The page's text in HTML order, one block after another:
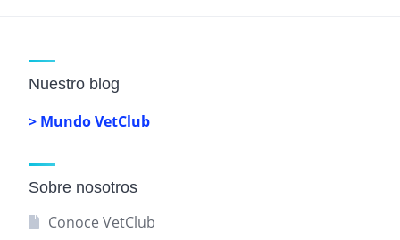
Nuestro blog
> Mundo VetClub
Sobre nosotros
Conoce VetClub